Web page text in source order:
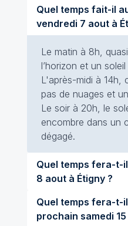
Quel temps fait-il
vendredi 7 aout
Le matin à 8h,
l’horizon et un
L'après-midi à 14h,
pas de nuages et
Le soir à 20h, le
encombre dans un
dégagé.
Quel temps fera-t-il
8 aout à Étigny ?
Quel temps fera-t-
prochain